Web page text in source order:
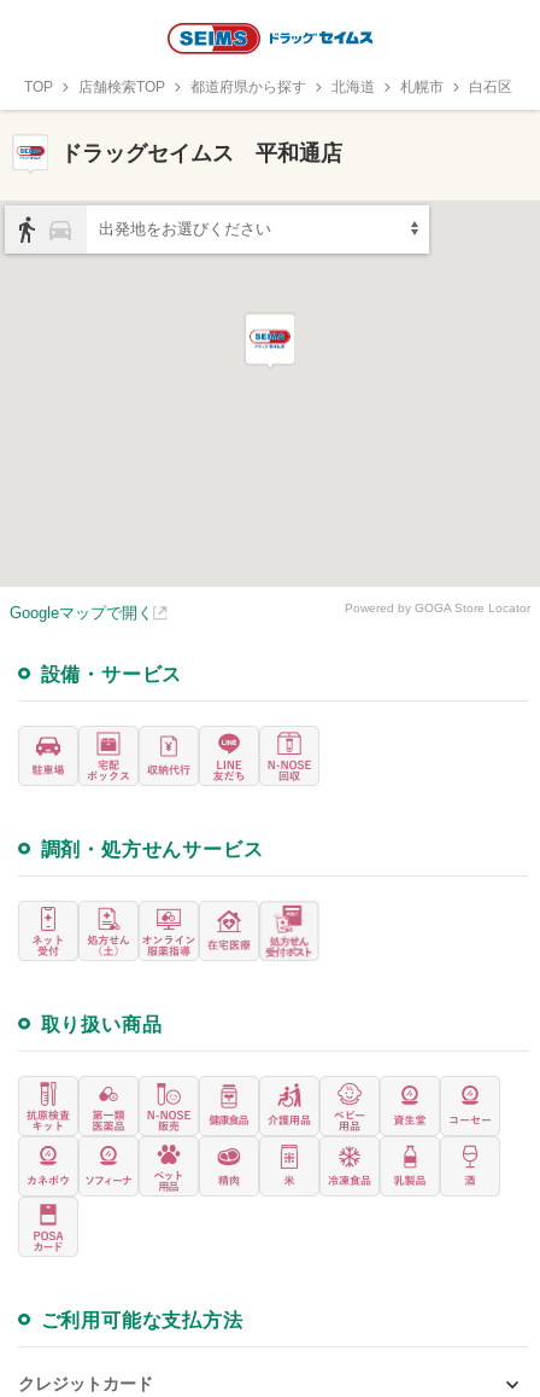
TOP 店舗検索TOP 都道府県から探す 北海道 札幌市 白石区
ドラッグセイムス 平和通店
出発地をお選びください
Googleマップで開く Powered by GOGA Store Locator
設備・サービス
調剤・処方せんサービス
取り扱い商品
ご利用可能な支払方法
クレジットカード